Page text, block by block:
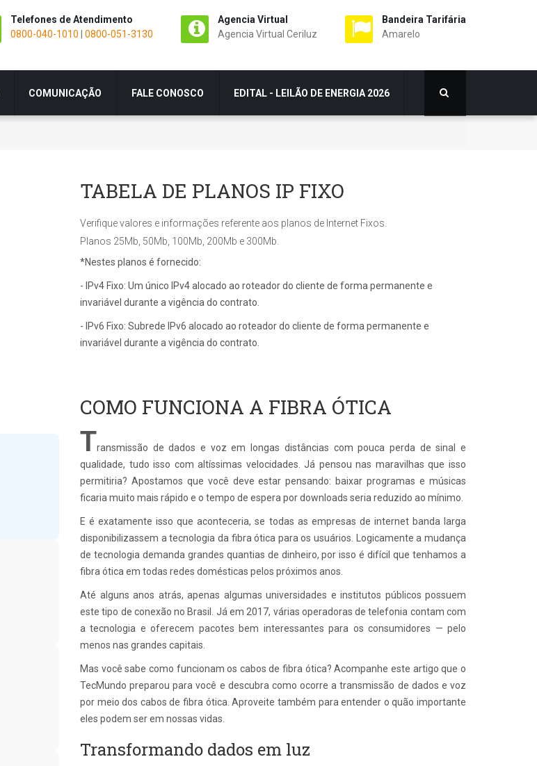
Telefones de Atendimento
0800-040-1010
0800-051-3130
Agencia Virtual
Agencia Virtual Ceriluz
Bandeira Tarifária
Amarelo
COMUNICAÇÃO FALE CONOSCO EDITAL - LEILÃO DE ENERGIA 2026
TABELA DE PLANOS IP FIXO
Verifique valores e informações referente aos planos de Internet Fixos.
Planos 25Mb, 50Mb, 100Mb, 200Mb e 300Mb.
*Nestes planos é fornecido:
- IPv4 Fixo: Um único IPv4 alocado ao roteador do cliente de forma permanente e
invariável durante a vigência do contrato.
- IPv6 Fixo: Subrede IPv6 alocado ao roteador do cliente de forma permanente e
invariável durante a vigência do contrato.
COMO FUNCIONA A FIBRA ÓTICA
Transmissão de dados e voz em longas distâncias com pouca perda de sinal e
qualidade, tudo isso com altíssimas velocidades. Já pensou nas maravilhas que isso
permitiria? Apostamos que você deve estar pensando: baixar programas e músicas
ficaria muito mais rápido e o tempo de espera por downloads seria reduzido ao mínimo.
E é exatamente isso que aconteceria, se todas as empresas de internet banda larga
disponibilizassem a tecnologia da fibra ótica para os usuários. Logicamente a mudança
de tecnologia demanda grandes quantias de dinheiro, por isso é difícil que tenhamos a
fibra ótica em todas redes domésticas pelos próximos anos.
Até alguns anos atrás, apenas algumas universidades e institutos públicos possuem
este tipo de conexão no Brasil. Já em 2017, várias operadoras de telefonia contam com
a tecnologia e oferecem pacotes bem interessantes para os consumidores — pelo
menos nas grandes capitais.
Mas você sabe como funcionam os cabos de fibra ótica? Acompanhe este artigo que o
TecMundo preparou para você e descubra como ocorre a transmissão de dados e voz
por meio dos cabos de fibra ótica. Aproveite também para entender o quão importante
eles podem ser em nossas vidas.
Transformando dados em luz